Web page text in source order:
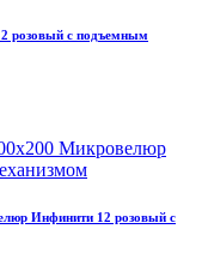
розовый с подъемным
Инфинити 12 розовый с